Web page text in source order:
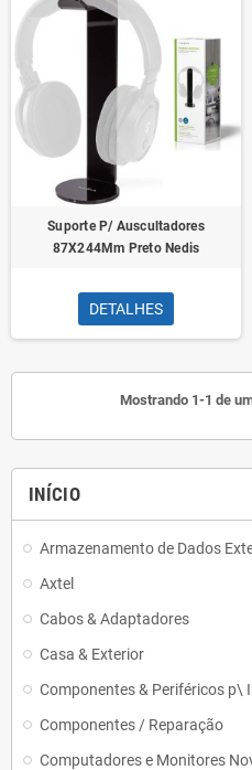
INÍCIO
Armazenamento de Dados
Axtel
Cabos & Adaptadores
Casa & Exterior
Componentes & Periféricos p\
Componentes / Reparação
Computadores e Monitores
Suporte P/ Auscultadores
87X244Mm Preto Nedis
DETALHES
Mostrando 1-1 de